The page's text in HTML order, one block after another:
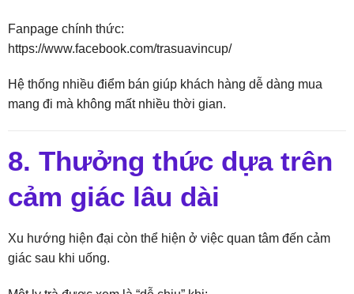
Fanpage chính thức:
https://www.facebook.com/trasuavincup/
Hệ thống nhiều điểm bán giúp khách hàng dễ dàng mua
mang đi mà không mất nhiều thời gian.
8. Thưởng thức dựa trên
cảm giác lâu dài
Xu hướng hiện đại còn thể hiện ở việc quan tâm đến cảm
giác sau khi uống.